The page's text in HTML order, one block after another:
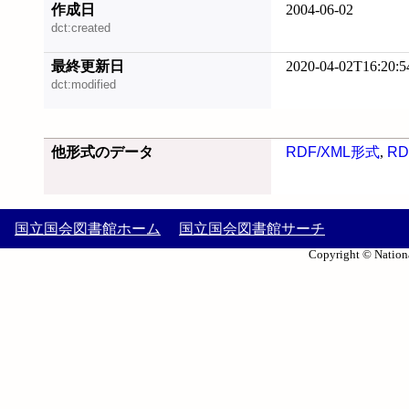
作成日
dct:created
2004-06-02
最終更新日
dct:modified
2020-04-
他形式のデータ RDF/XML形式,
国立国会図書館ホーム 国立国会図書館サーチ
Copyright ©